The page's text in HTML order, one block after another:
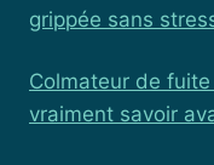
grippée sans
Colmateur de
vraiment savoir